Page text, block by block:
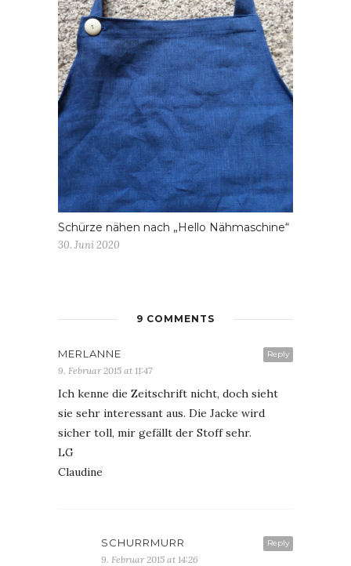
Schürze nähen nach „Hello Nähmaschine“
30. Juni 2020
9 COMMENTS
Reply
MERLANNE
9. Februar 2015 at 11:47
Ich kenne die Zeitschrift nicht, doch sieht
sie sehr interessant aus. Die Jacke wird
sicher toll, mir gefällt der Stoff sehr.
LG
Claudine
Reply
SCHURRMURR
9. Februar 2015 at 14:26